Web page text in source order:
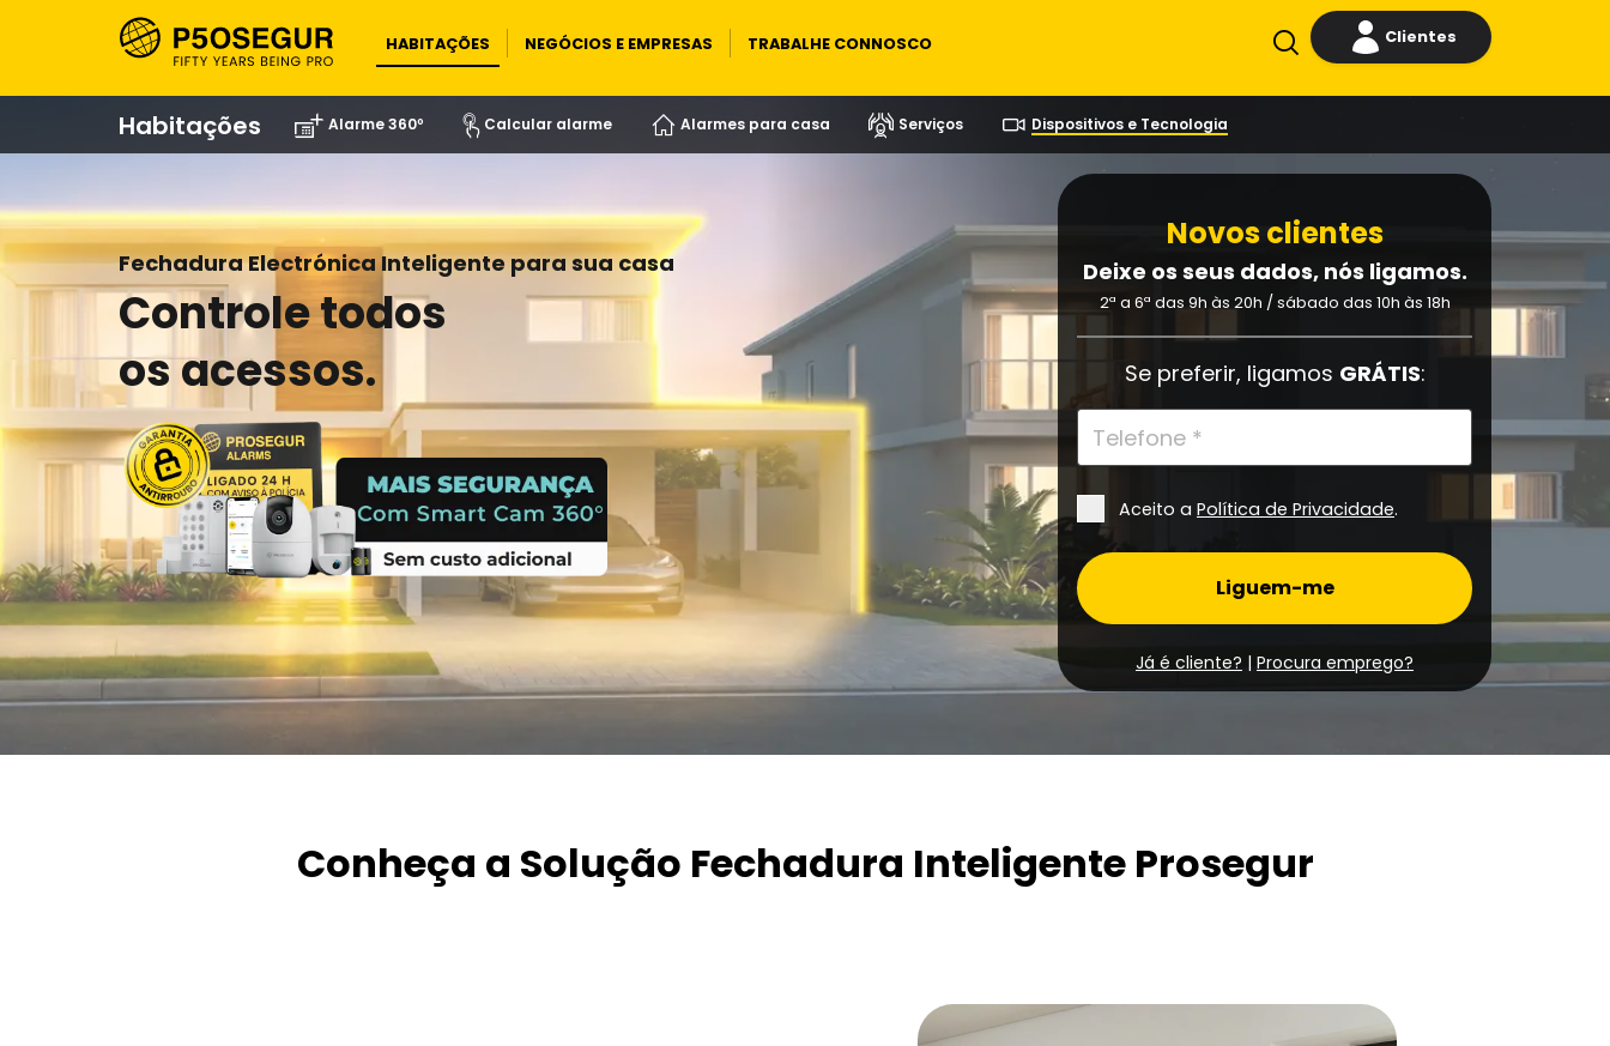
HABITAÇÕES NEGÓCIOS E EMPRESAS TRABALHE CONNOSCO Clientes
Habitações Alarme 360º Calcular alarme Alarmes para casa Serviços Dispositivos e Tecnologia
Fechadura Electrónica Inteligente para sua casa
Controle todos
os acessos.
Novos clientes
Deixe os seus dados, nós ligamos.
2ª a 6ª das 9h às 20h /sábado das 10h às 18h
Se preferir, ligamos GRÁTIS:
Aceito a Política de Privacidade.
Liguem-me
Já é cliente? | Procura emprego?
Conheça a Solução Fechadura Inteligente Prosegur